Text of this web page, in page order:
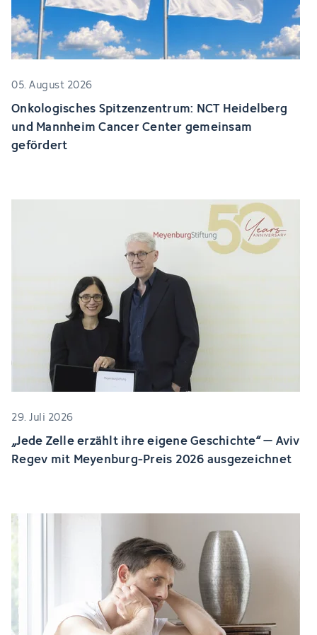
05. August 2026
Onkologisches Spitzenzentrum: NCT Heidelberg
und Mannheim Cancer Center gemeinsam
gefördert
29. Juli 2026
„Jede Zelle erzählt ihre eigene Geschichte“ – Aviv
Regev mit Meyenburg-Preis 2026 ausgezeichnet